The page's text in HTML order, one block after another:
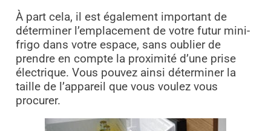
À part cela, il est également important de
déterminer l’emplacement de votre futur mini-
frigo dans votre espace, sans oublier de
prendre en compte la proximité d’une prise
électrique. Vous pouvez ainsi déterminer la
taille de l’appareil que vous voulez vous
procurer.